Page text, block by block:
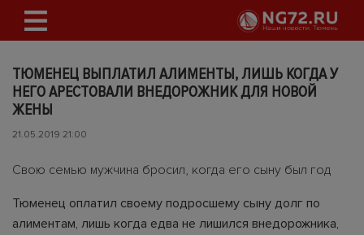
ТЮМЕНЕЦ ВЫПЛАТИЛ АЛИМЕНТЫ, ЛИШЬ КОГДА У
НЕГО АРЕСТОВАЛИ ВНЕДОРОЖНИК ДЛЯ НОВОЙ
ЖЕНЫ
21.05.2019 21:00
Свою семью мужчина бросил, когда его сыну был год
Тюменец оплатил своему подросшему сыну долг по
алиментам, лишь когда едва не лишился внедорожника,